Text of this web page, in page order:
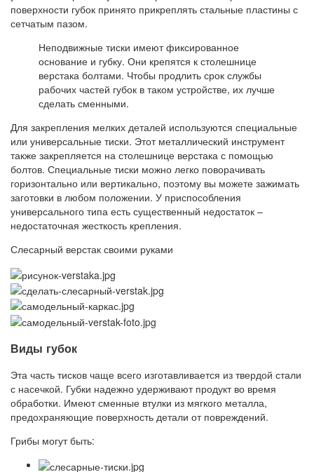
поверхности губок принято прикреплять стальные пластины с
сетчатым пазом.
Неподвижные тиски имеют фиксированное
основание и губку. Они крепятся к столешнице
верстака болтами. Чтобы продлить срок службы
рабочих частей губок в таком устройстве, их лучше
сделать сменными.
Для закрепления мелких деталей используются специальные
или универсальные тиски. Этот металлический инструмент
также закрепляется на столешнице верстака с помощью
болтов. Специальные тиски можно легко поворачивать
горизонтально или вертикально, поэтому вы можете зажимать
заготовки в любом положении. У приспособления
универсального типа есть существенный недостаток –
недостаточная жесткость крепления.
Слесарный верстак своими руками
Виды губок
Эта часть тисков чаще всего изготавливается из твердой стали
с насечкой. Губки надежно удерживают продукт во время
обработки. Имеют сменные втулки из мягкого металла,
предохраняющие поверхность детали от повреждений.
Грибы могут быть: